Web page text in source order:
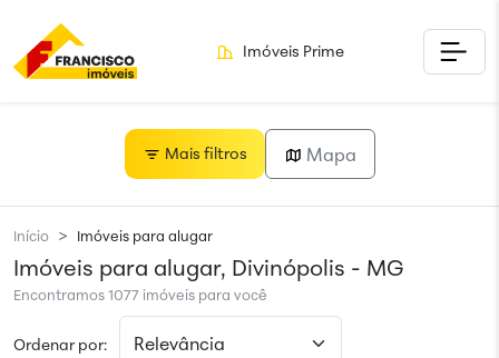
Imóveis Prime
Mais filtros Mapa
Início Imóveis para alugar
Imóveis para alugar, Divinópolis - MG
Encontramos 1077 imóveis para você
Ordenar por: